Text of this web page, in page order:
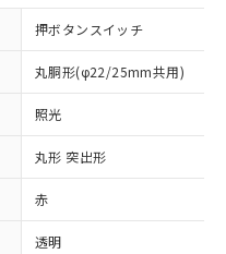
押ボタンスイッチ
丸胴形(φ22/25mm共用)
照光
丸形 突出形
赤
透明